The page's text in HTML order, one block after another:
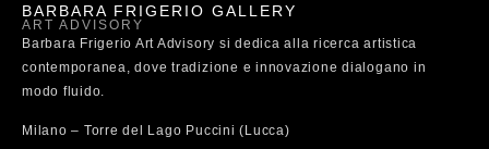
BARBARA FRIGERIO GALLERY
ART ADVISORY
Barbara Frigerio Art Advisory si dedica alla ricerca artistica
contemporanea, dove tradizione e innovazione dialogano in
modo fluido.
Milano – Torre del Lago Puccini (Lucca)